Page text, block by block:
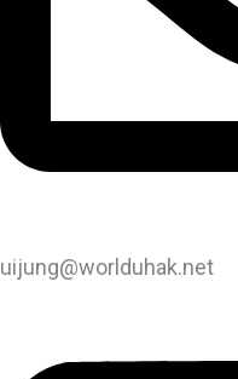
uijung@worlduhak.net